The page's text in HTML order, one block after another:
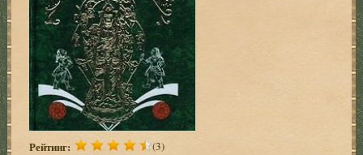
Рейтинг: (3)